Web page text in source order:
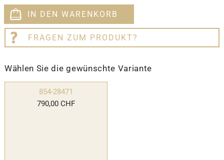
IN DEN WARENKORB
FRAGEN ZUM PRODUKT?
Wählen Sie die gewünschte Variante
854-28471
790,00 CHF